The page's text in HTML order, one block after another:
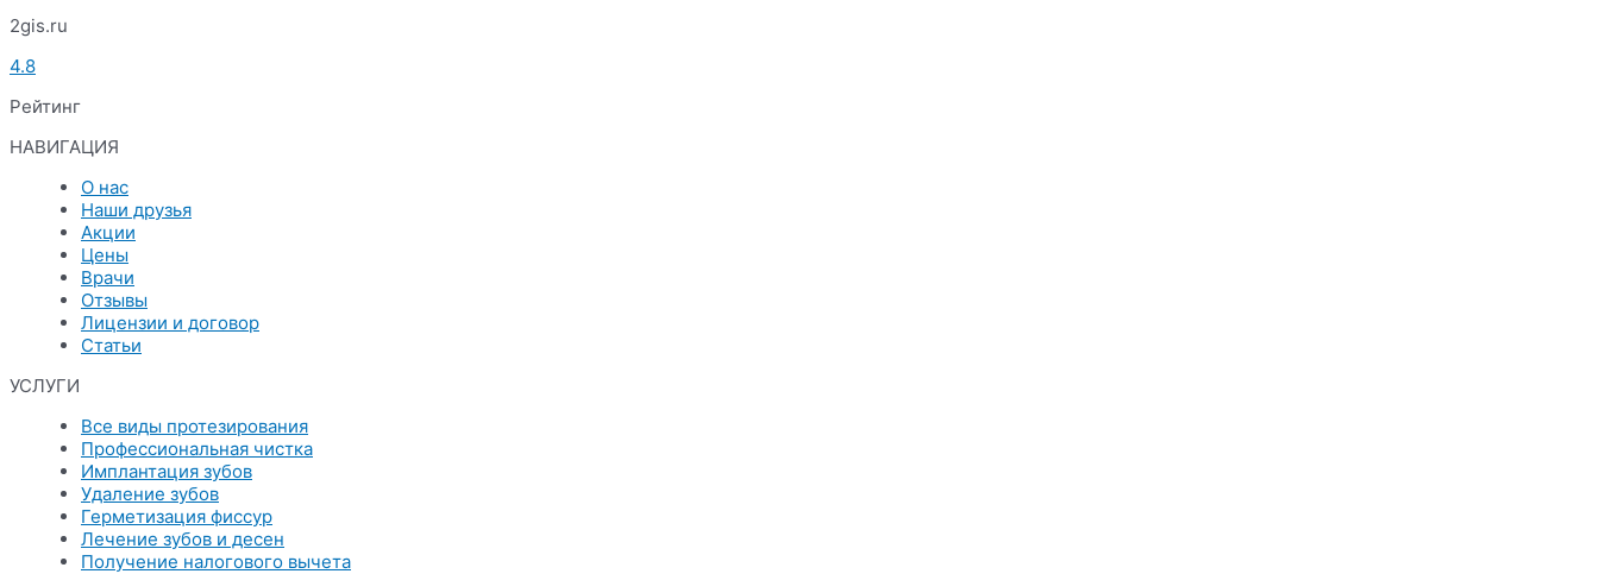
2gis.ru
4.8
Рейтинг
НАВИГАЦИЯ
О нас
Наши друзья
Акции
Цены
Врачи
Отзывы
Лицензии и договор
Статьи
УСЛУГИ
Все виды протезирования
Профессиональная чистка
Имплантация зубов
Удаление зубов
Герметизация фиссур
Лечение зубов и десен
Получение налогового вычета